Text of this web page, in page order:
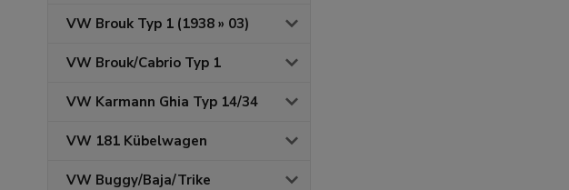
VW Brouk Typ 1 (1938 » 03)
VW Brouk/Cabrio Typ 1
VW Karmann Ghia Typ 14/34
VW 181 Kübelwagen
VW Buggy/Baja/Trike